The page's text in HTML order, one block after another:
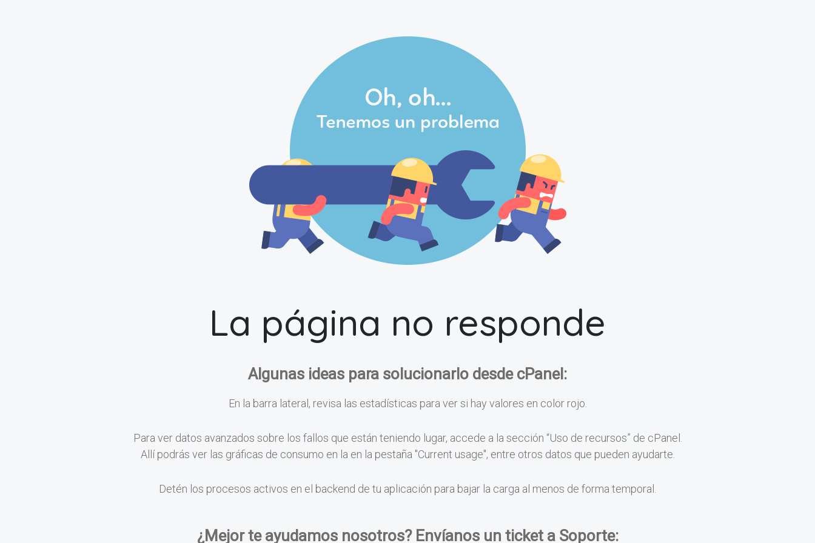
La página no responde
Algunas ideas para solucionarlo desde cPanel:
En la barra lateral, revisa las estadísticas para ver si hay valores en color rojo.
Para ver datos avanzados sobre los fallos que están teniendo lugar, accede a la sección “Uso de recursos” de cPanel.
Allí podrás ver las gráficas de consumo en la en la pestaña "Current usage", entre otros datos que pueden ayudarte.
Detén los procesos activos en el backend de tu aplicación para bajar la carga al menos de forma temporal.
¿Mejor te ayudamos nosotros? Envíanos un ticket a Soporte: